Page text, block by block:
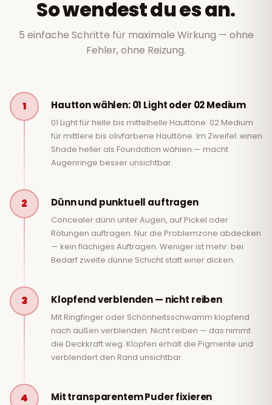
So wendest du es an.
5 einfache Schritte für maximale Wirkung — ohne
Fehler, ohne Reizung.
1 Hautton wählen: 01 Light oder 02 Medium
01 Light für helle bis mittelhelle Hauttöne. 02 Medium
für mittlere bis olivfarbene Hauttöne. Im Zweifel: einen
Shade heller als Foundation wählen — macht
Augenringe besser unsichtbar.
2 Dünn und punktuell auftragen
Concealer dünn unter Augen, auf Pickel oder
Rötungen auftragen. Nur die Problemzone abdecken
— kein flächiges Auftragen. Weniger ist mehr: bei
Bedarf zweite dünne Schicht statt einer dicken.
3 Klopfend verblenden — nicht reiben
Mit Ringfinger oder Schönheitsschwamm klopfend
nach außen verblenden. Nicht reiben — das nimmt
die Deckkraft weg. Klopfen erhält die Pigmente und
verblendert den Rand unsichtbar.
4 Mit transparentem Puder fixieren